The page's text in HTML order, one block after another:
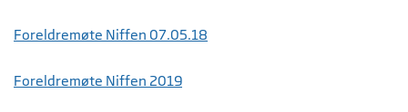
Foreldremøte Niffen 07.05.18
Foreldremøte Niffen 2019